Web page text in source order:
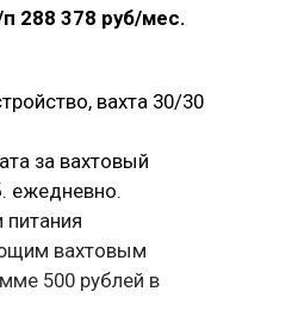
288 378 руб/мес.
вахта 30/30
за вахтовый
ежедневно.
вахтовым
500 рублей в